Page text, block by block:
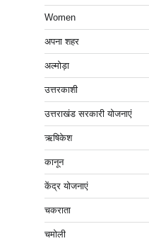
Women
अपना शहर
अल्मोड़ा
उत्तरकाशी
उत्तराखंड सरकारी योजनाएं
ऋषिकेश
कानून
केंद्र योजनाएं
चकराता
चमोली